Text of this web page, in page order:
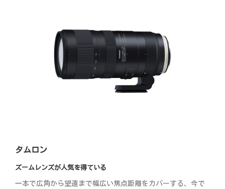
タムロン
ズームレンズが人気を得ている
一本で広角から望遠まで幅広い焦点距離をカバーする、今で